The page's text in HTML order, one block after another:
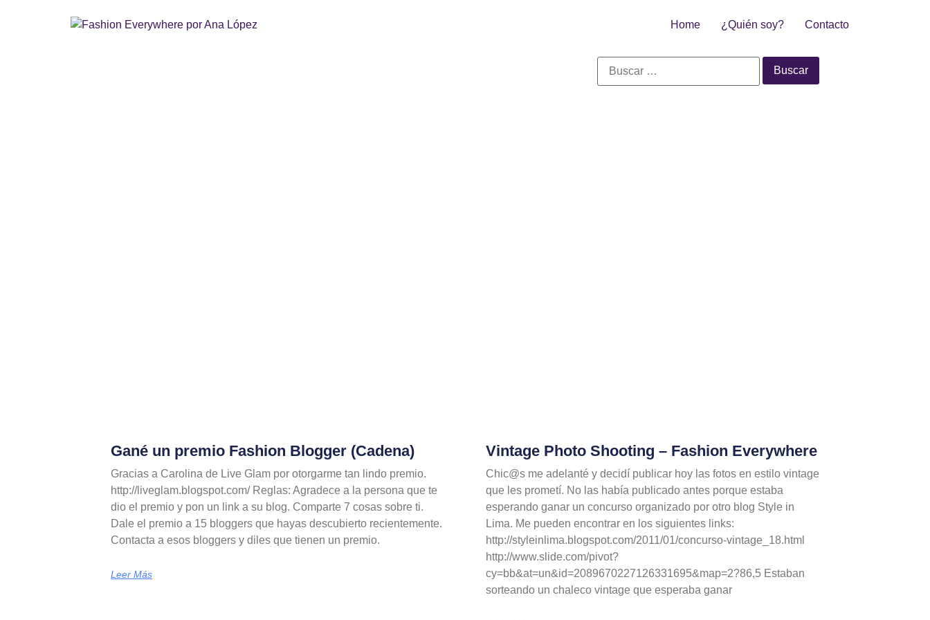
Home ¿Quién soy? Contacto
Gané un premio Fashion Blogger (Cadena)
Gracias a Carolina de Live Glam por otorgarme tan lindo premio.
http://liveglam.blogspot.com/ Reglas: Agradece a la persona que te
dio el premio y pon un link a su blog. Comparte 7 cosas sobre ti.
Dale el premio a 15 bloggers que hayas descubierto recientemente.
Contacta a esos bloggers y diles que tienen un premio.
Leer Más
Vintage Photo Shooting – Fashion Everywhere
Chic@s me adelanté y decidí publicar hoy las fotos en estilo vintage
que les prometí. No las había publicado antes porque estaba
esperando ganar un concurso organizado por otro blog Style in
Lima. Me pueden encontrar en los siguientes links:
http://styleinlima.blogspot.com/2011/01/concurso-vintage_18.html
http://www.slide.com/pivot?
cy=bb&at=un&id=2089670227126331695&map=2?86,5 Estaban
sorteando un chaleco vintage que esperaba ganar